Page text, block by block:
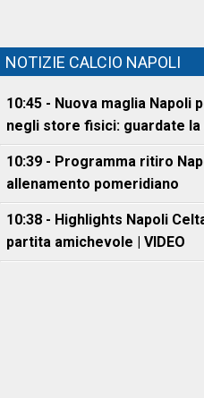
NOTIZIE CALCIO NAPOLI
10:45 - Nuova maglia
negli store fisici: guardate la
10:39 - Programma ritiro
allenamento pomeridiano
10:38 - Highlights Napoli
partita amichevole | VIDEO